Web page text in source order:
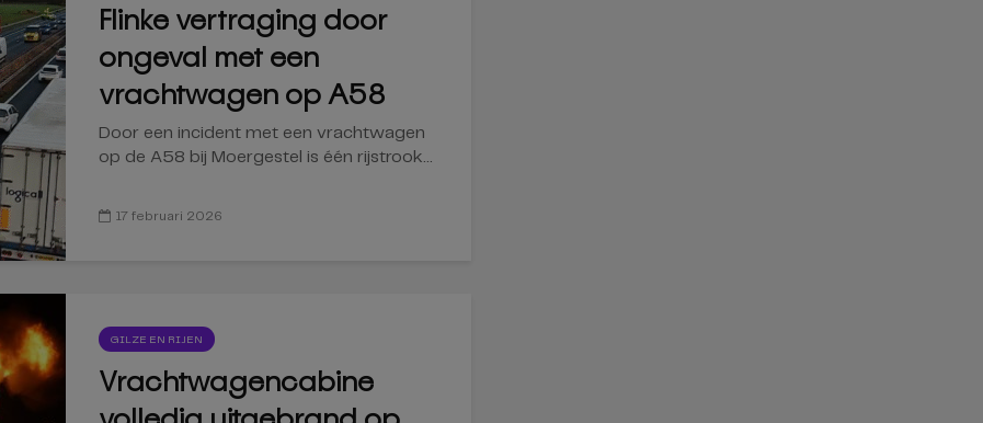
Flinke vertraging door
ongeval met een
vrachtwagen op A58
Door een incident met een vrachtwagen
op de A58 bij Moergestel is één rijstrook...
17 februari 2026
GILZE EN RIJEN
Vrachtwagencabine